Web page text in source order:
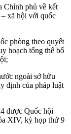
Chính phủ về kết
xã hội với quốc
phòng theo quyết
hoạch tổng thể bố
ngoài sở hữu
định của pháp luật
được Quốc hội
XIV, kỳ họp thứ 9